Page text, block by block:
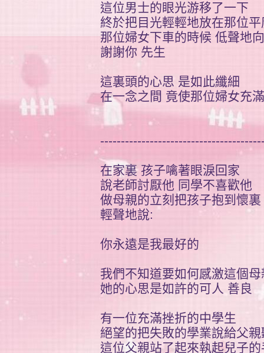
這位男士的眼光游移了一下
終於把目光輕輕地放在那位
那位婦女下車的時候 低聲地
謝謝你 先生
這裏頭的心思 是如此纖細
在一念之間 竟使那位婦女充
在家裏 孩子噙著眼淚回家
說老師討厭他 同學不喜歡他
做母親的立刻把孩子抱到懷裏
輕聲地說:
你永遠是我最好的
我們不知道要如何感激這個母
她的心思是如許的可人 善良
有一位充滿挫折的中學生
絕望的把失敗的學業說給父親
這位父親站了起來執起兒子